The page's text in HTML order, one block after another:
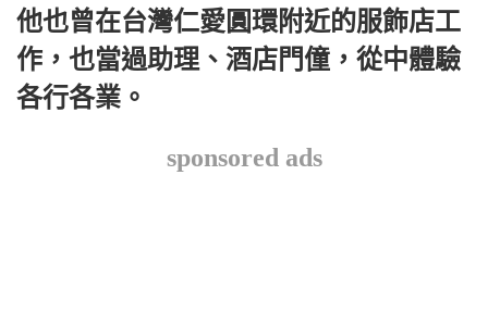
他也曾在台灣仁愛圓環附近的服飾店工
作，也當過助理、酒店門僮，從中體驗
各行各業。
sponsored ads